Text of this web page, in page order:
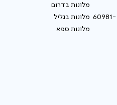
הסכם הפשרה שהוגש לאישור בת.צ 60981-
מלונות בדרום
מלונות בגליל
מלונות ספא